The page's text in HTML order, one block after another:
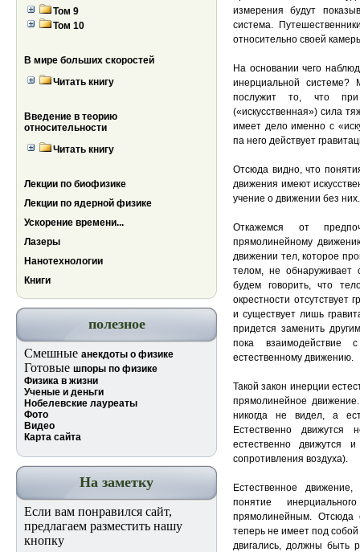
Том 9
Том 10
В мире больших скоростей
Читать книгу
Введение в теорию
относительности
Читать книгу
Лекции по биофизике
Лекции по ядерной физике
Ускорение времени...
Лазеры
Нанотехнологии
Книги
полезное
Смешные анекдоты о физике
Готовые шпоры по физике
Физика в жизни
Ученые и деньги
Нобелевские лауреаты
Фото
Видео
Карта сайта
На заметку
Если вам понравился сайт,
предлагаем разместить нашу
кнопку
измерения будут
система.
относительно своей
На основании чего
инерциальной
послужит то, что при
(«искусственная») сила
имеет дело именно с
па него действует
Отсюда видно, что
движения имеют
учение о движении без них.
Откажемся от
прямолинейному
движении тел, которое
телом, не обнаруживает
будем говорить, что
окрестности отсутствует
и существует лишь
придется заменить
пока взаимодействие
естественному движению.
Такой закон инерции
прямолинейное
никогда не видел, а
Естественно движутся
естественно движутся
сопротивления воздуха).
Естественное
понятие
прямолинейным. Отсюда
теперь не имеет под
двигались, должны быть